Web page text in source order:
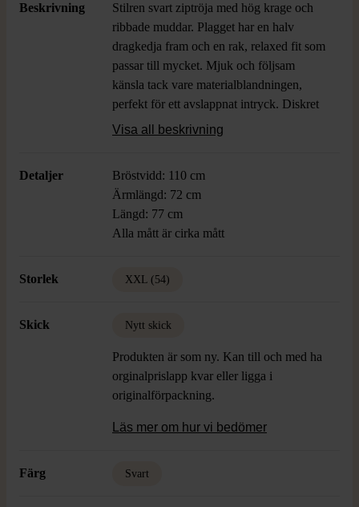
Beskrivning
Stilren svart ziptröja med hög krage och
ribbade muddar. Plagget har en halv
dragkedja fram och en rak, relaxed fit som
passar till mycket. Mjuk och följsam
känsla tack vare materialblandningen,
perfekt för ett avslappnat intryck. Diskret
design utan synliga loggor på framsidan
Visa all beskrivning
Detaljer
Bröstvidd: 110 cm
Ärmlängd: 72 cm
Längd: 77 cm
Alla mått är cirka mått
Storlek XXL (54)
Skick Nytt skick
Produkten är som ny. Kan till och med ha
orginalprislapp kvar eller ligga i
originalförpackning.
Läs mer om hur vi bedömer
Färg Svart